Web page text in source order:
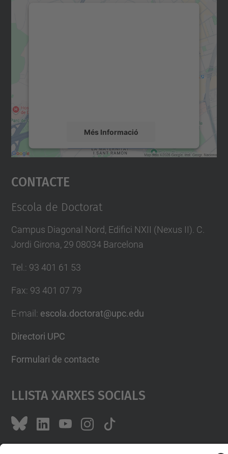
Més Informació
Accepta
powered by
Contacte
Escola de Doctorat
Campus Diagonal Nord, Edifici NXII (Nexus II). C.
Jordi Girona, 29 08034 Barcelona
Tel.: 93 401 61 53
Fax: 93 401 07 79
E-mail : escola.doctorat@upc.edu
Directori UPC
Formulari de contacte
Llista Xarxes Socials